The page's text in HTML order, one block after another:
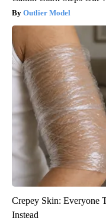
Outlier Model
Crepey Skin: Everyone
Instead